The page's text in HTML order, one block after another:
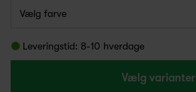
Leveringstid: 8-10 hverdage
Vælg varianter